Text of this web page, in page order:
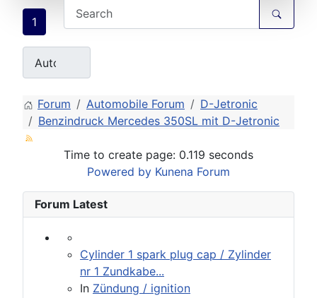
1
Forum Automobile Forum
D-Jetronic
Benzindruck Mercedes 350SL mit D-Jetronic
Time to create page: 0.119 seconds
Powered by Kunena Forum
Forum Latest
Cylinder 1 spark plug cap / Zylinder
nr 1 Zundkabe...
In Zündung / ignition